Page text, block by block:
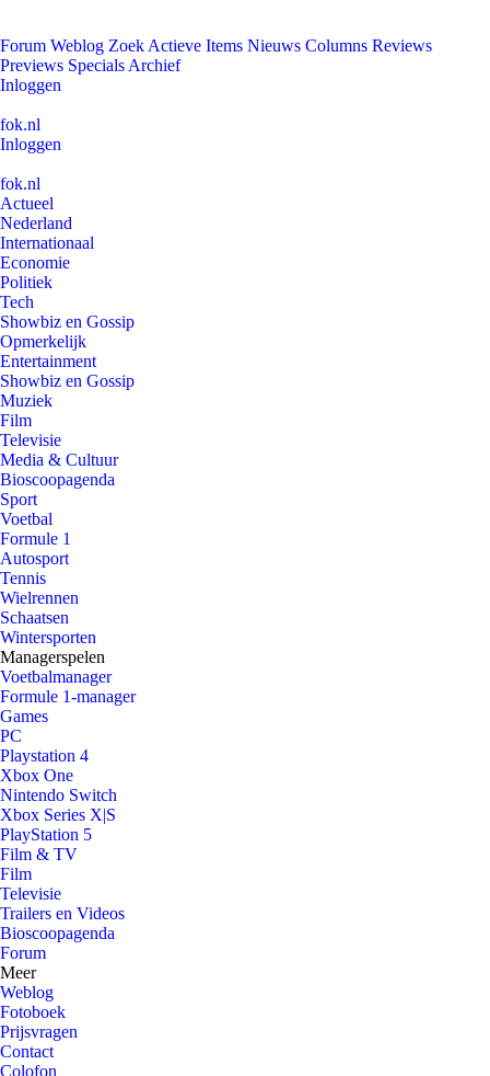
Forum Weblog Zoek Actieve Items Nieuws Columns Reviews
Previews Specials Archief
Inloggen
fok.nl
Inloggen
fok.nl
Actueel
Nederland
Internationaal
Economie
Politiek
Tech
Showbiz en Gossip
Opmerkelijk
Entertainment
Showbiz en Gossip
Muziek
Film
Televisie
Media & Cultuur
Bioscoopagenda
Sport
Voetbal
Formule 1
Autosport
Tennis
Wielrennen
Schaatsen
Wintersporten
Managerspelen
Voetbalmanager
Formule 1-manager
Games
PC
Playstation 4
Xbox One
Nintendo Switch
Xbox Series X|S
PlayStation 5
Film & TV
Film
Televisie
Trailers en Videos
Bioscoopagenda
Forum
Meer
Weblog
Fotoboek
Prijsvragen
Contact
Colofon